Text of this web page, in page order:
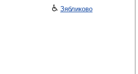
Зябликово